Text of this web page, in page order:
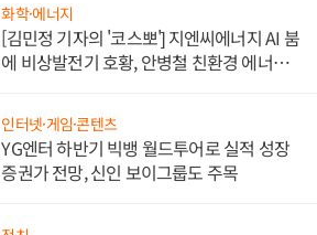
화학·에너지
[김민정 기자의 '코스뽀'] 지엔씨에너지 AI 붐
에 비상발전기 호황, 안병철 친환경 에너지
인터넷·게임·콘텐츠
YG엔터 하반기 빅뱅 월드투어로 실적 성장
증권가 전망, 신인 보이그룹도 주목